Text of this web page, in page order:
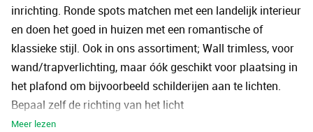
inrichting. Ronde spots matchen met een landelijk interieur
en doen het goed in huizen met een romantische of
klassieke stijl. Ook in ons assortiment; Wall trimless, voor
wand/trapverlichting, maar óók geschikt voor plaatsing in
het plafond om bijvoorbeeld schilderijen aan te lichten.
Bepaal zelf de richting van het licht
Qua functionaliteit maakt de vorm wel iets uit: een ronde is